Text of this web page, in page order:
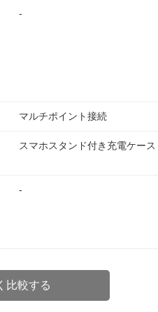
-
マルチポイント接続
スマホスタンド付き充電ケース
-
比較する